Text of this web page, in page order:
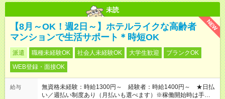
未読
NEW
【8月～OK！週2日～】ホテルライクな高齢者
マンションで生活サポート＊時短OK
派遣 職種未経験OK 社会人未経験OK 大学生歓迎
ブランクOK
WEB登録・面接OK
給与
無資格未経験：時給1300円～ 経験者：時給1400円～ ★日払
い／週払い制度あり（月払いも選べます）※稼働開始時は手続き